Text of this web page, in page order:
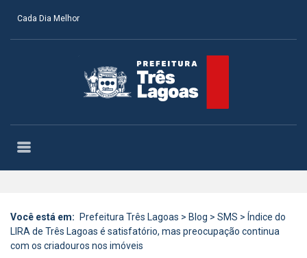
Cada Dia Melhor
Você está em: Prefeitura Três Lagoas > Blog > SMS > Índice do
LIRA de Três Lagoas é satisfatório, mas preocupação continua
com os criadouros nos imóveis